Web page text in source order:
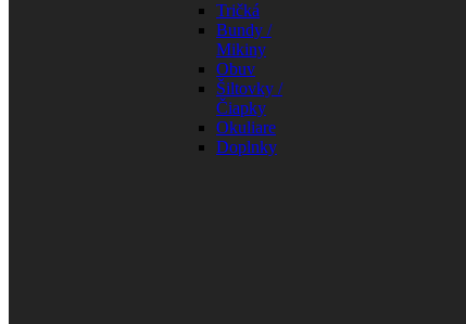
Tričká
Bundy /
Mikiny
Obuv
Šiltovky /
Čiapky
Okuliare
Doplnky